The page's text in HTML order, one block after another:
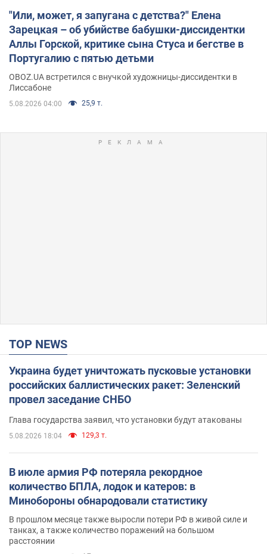
"Или, может, я запугана с детства?" Елена
Зарецкая – об убийстве бабушки-диссидентки
Аллы Горской, критике сына Стуса и бегстве в
Португалию с пятью детьми
OBOZ.UA встретился с внучкой художницы-диссидентки в
Лиссабоне
5.08.2026 04:00 25,9 т.
TOP NEWS
Украина будет уничтожать пусковые установки
российских баллистических ракет: Зеленский
провел заседание СНБО
Глава государства заявил, что установки будут атакованы
5.08.2026 18:04 129,3 т.
В июле армия РФ потеряла рекордное
количество БПЛА, лодок и катеров: в
Минобороны обнародовали статистику
В прошлом месяце также выросли потери РФ в живой силе и
танках, а также количество поражений на большом
расстоянии